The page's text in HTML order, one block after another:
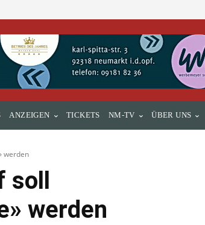
ANZEIGEN TICKETS NM-TV ÜBER UNS
werden
werden